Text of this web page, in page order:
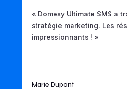
« Domexy Ultimate SMS a
stratégie marketing. Les
impressionnants ! »
Marie Dupont